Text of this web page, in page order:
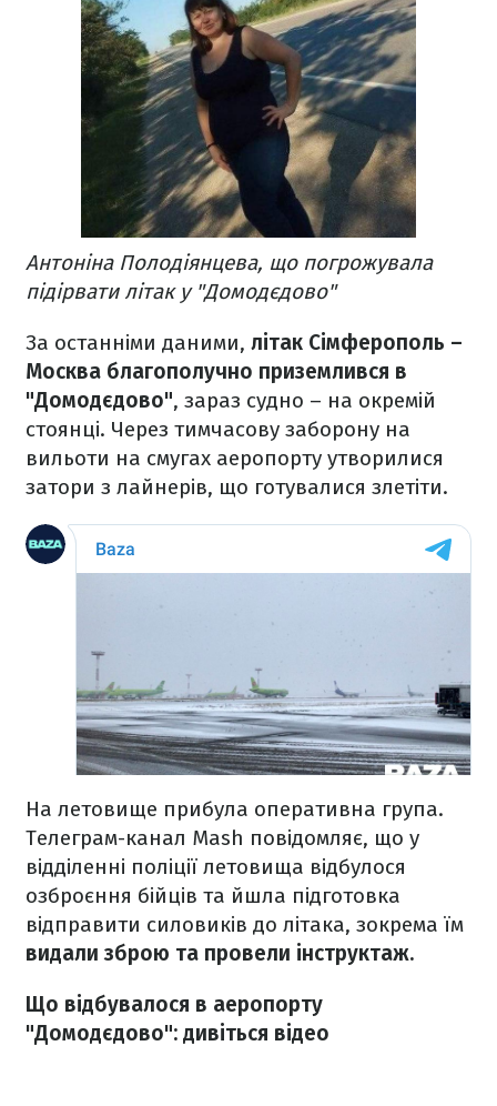
Антоніна Полодіянцева, що погрожувала
підірвати літак у "Домодєдово"
За останніми даними, літак Сімферополь –
Москва благополучно приземлився в
"Домодєдово", зараз судно – на окремій
стоянці. Через тимчасову заборону на
вильоти на смугах аеропорту утворилися
затори з лайнерів, що готувалися злетіти.
На летовище прибула оперативна група.
Телеграм-канал Mash повідомляє, що у
відділенні поліції летовища відбулося
озброєння бійців та йшла підготовка
відправити силовиків до літака, зокрема їм
видали зброю та провели інструктаж.
Що відбувалося в аеропорту
"Домодєдово": дивіться відео